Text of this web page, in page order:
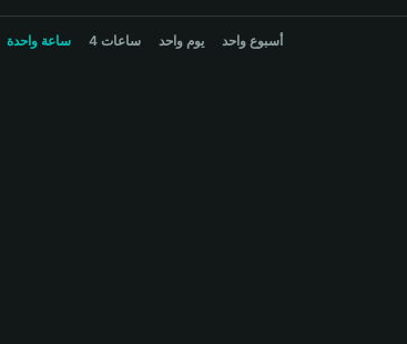
ساعة واحدة 4 ساعات يوم واحد أسبوع واحد